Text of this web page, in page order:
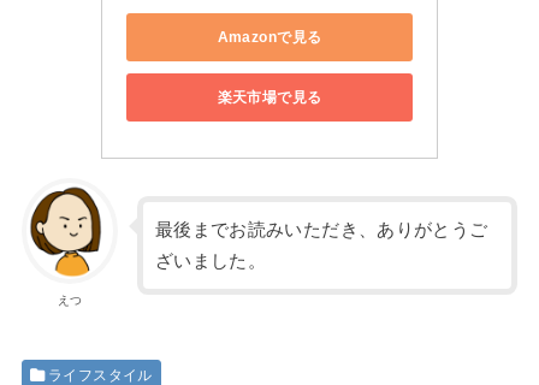
Amazonで見る
楽天市場で見る
えつ
最後までお読みいただき、ありがとうご
ざいました。
ライフスタイル